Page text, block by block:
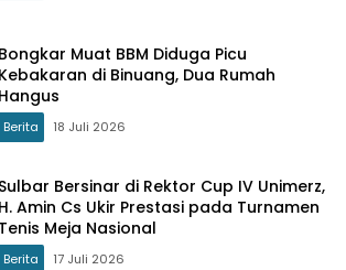
Bongkar Muat BBM Diduga Picu
Kebakaran di Binuang, Dua Rumah
Hangus
Berita 18 Juli 2026
Sulbar Bersinar di Rektor Cup IV Unimerz,
H. Amin Cs Ukir Prestasi pada Turnamen
Tenis Meja Nasional
Berita 17 Juli 2026